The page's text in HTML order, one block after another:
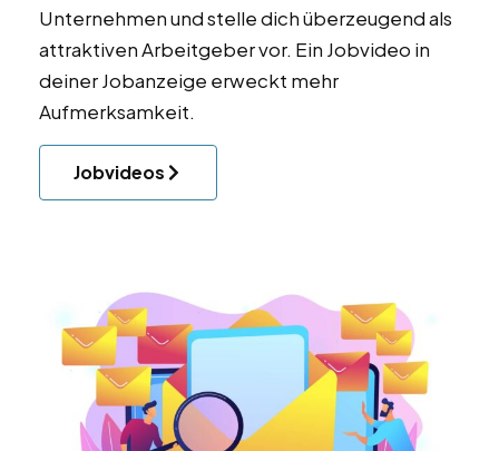
Unternehmen und stelle dich überzeugend als
attraktiven Arbeitgeber vor. Ein Jobvideo in
deiner Jobanzeige erweckt mehr
Aufmerksamkeit.
Jobvideos